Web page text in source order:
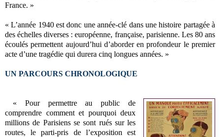
France. »
« L’année 1940 est donc une année-clé dans une histoire partagée à
des échelles diverses : européenne, française, parisienne. Les 80 ans
écoulés permettent aujourd’hui d’aborder en profondeur le premier
acte d’une tragédie qui durera cinq longues années. »
UN PARCOURS CHRONOLOGIQUE
« Pour permettre au public de
comprendre comment et pourquoi deux
millions de Parisiens se sont rués sur les
routes, le parti-pris de l’exposition est